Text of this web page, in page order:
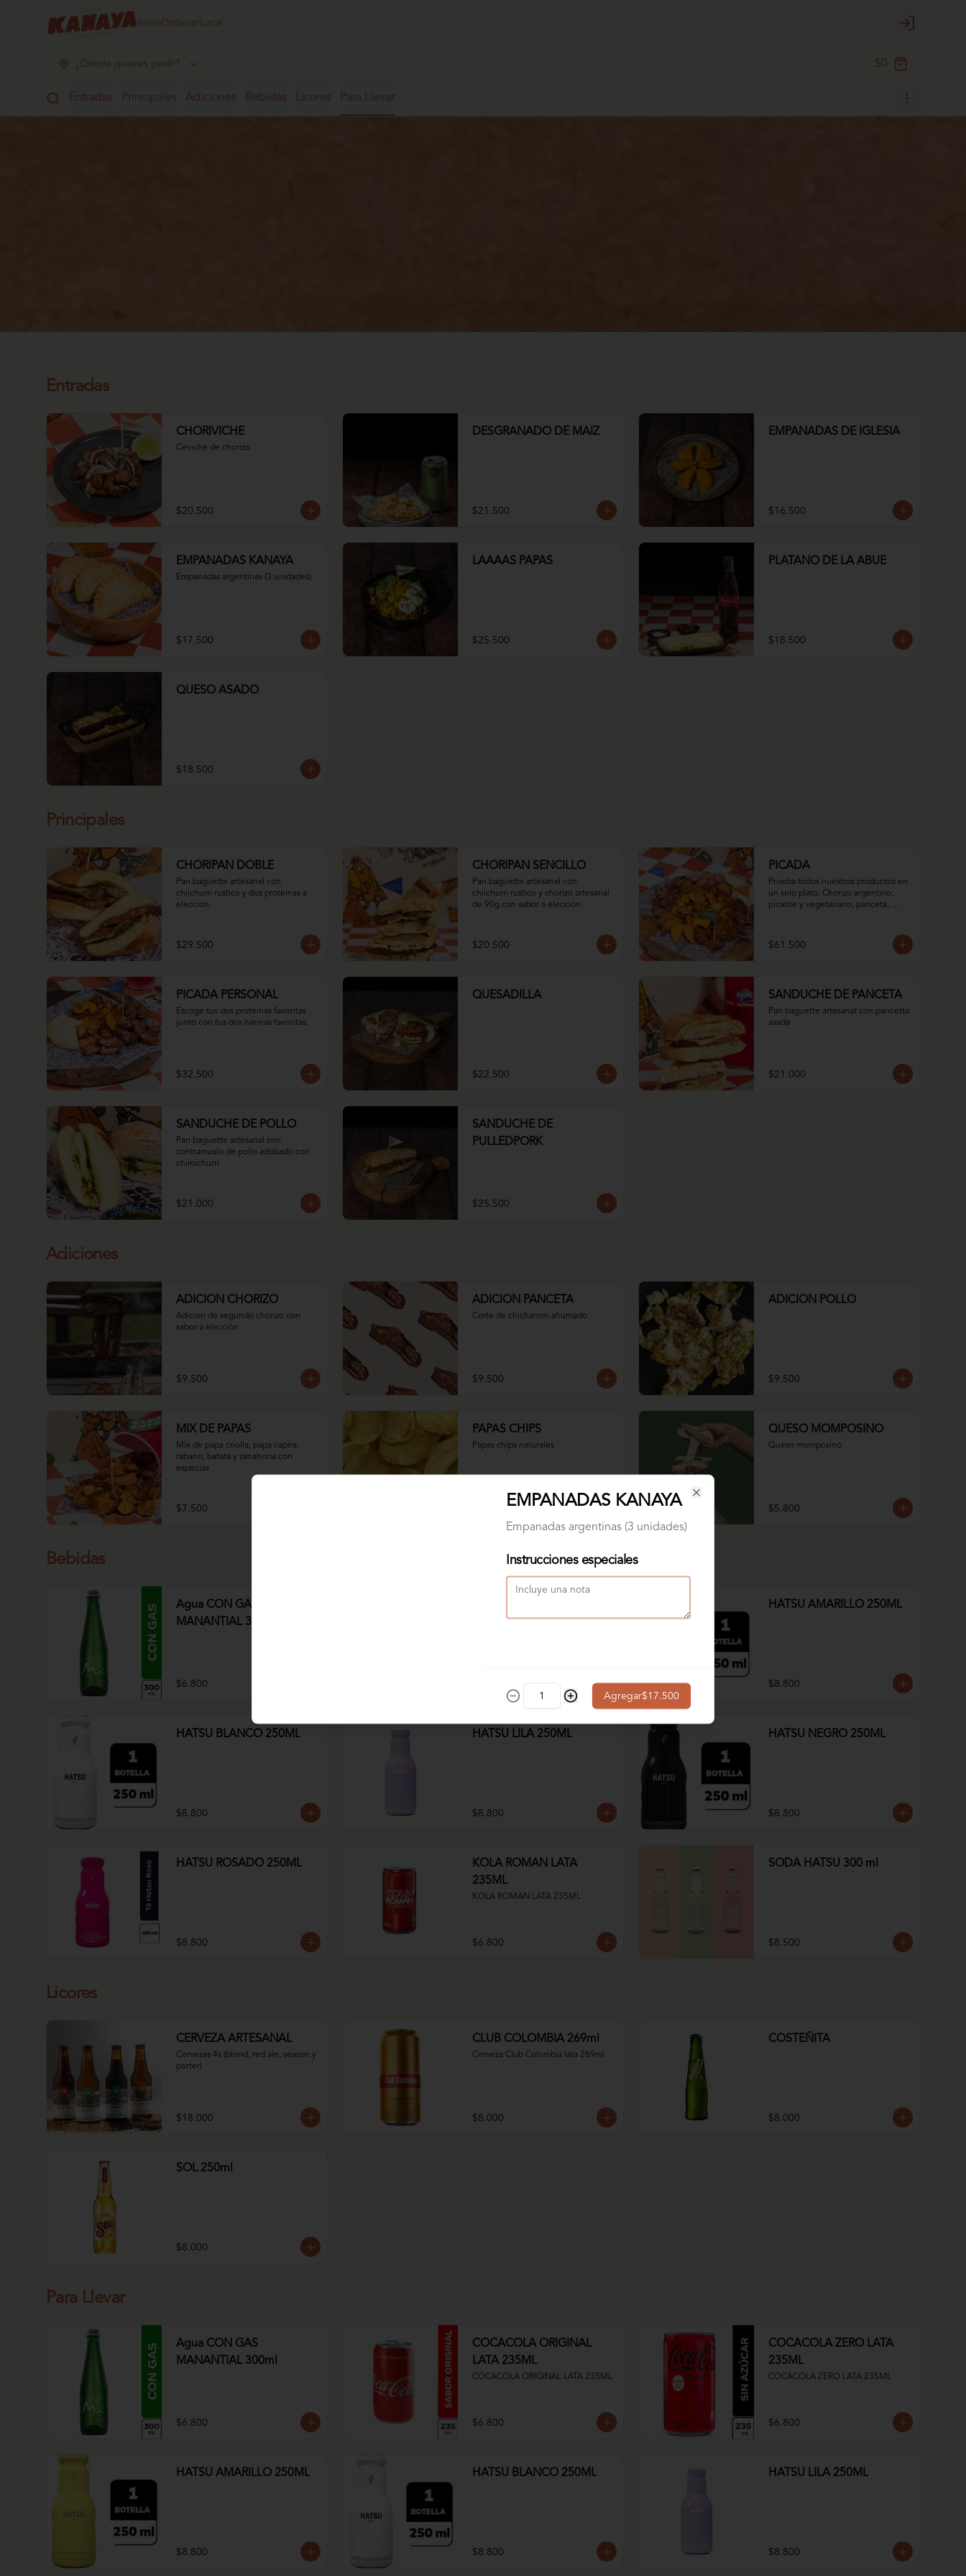
InicioOrdenar Local
Login
¿Dónde quieres pedir? $0
Entradas Principales Adiciones Bebidas Licores Para Llevar
Entradas
CHORIVICHE
Ceviche de chorizo
$20.500
DESGRANADO DE MAIZ
$21.500
EMPANADAS DE IGLESIA
$16.500
EMPANADAS KANAYA
Empanadas argentinas (3 unidades)
$17.500
LAAAAS PAPAS
$25.500
PLATANO DE LA ABUE
$18.500
QUESO ASADO
$18.500
Principales
CHORIPAN DOBLE
Pan baguette artesanal con
chiichurri rustico y dos proteinas a
elección.
$29.500
CHORIPAN SENCILLO
Pan baguette artesanal con
chiichurri rustico y chorizo artesanal
de 90g con sabor a elección.
$20.500
PICADA
Prueba todos nuestros productos en
un solo plato. Chorizo argentino,
picante y vegetariano, panceta,
momposino y nuestro mix de papas.
$61.500
PICADA PERSONAL
Escoge tus dos proteinas favoritas
junto con tus dos harinas favoritas.
$32.500
QUESADILLA
$22.500
SANDUCHE DE PANCETA
Pan baguette artesanal con pancetta
asada
$21.000
SANDUCHE DE POLLO
Pan baguette artesanal con
contramuslo de pollo adobado con
chimichurri
$21.000
SANDUCHE DE
PULLEDPORK
$25.500
Adiciones
ADICION CHORIZO
Adicion de segundo chorizo con
sabor a elección
$9.500
ADICION PANCETA
Corte de chicharron ahumado
$9.500
ADICION POLLO
$9.500
MIX DE PAPAS
Mix de papa criolla, papa capira,
rabano, batata y zanahoria con
especias
$7.500
PAPAS CHIPS
Papas chips naturales
QUESO MOMPOSINO
Queso momposino
$5.800
Bebidas
Agua CON GAS
MANANTIAL 300ml
$6.800
HATSU AMARILLO 250ML
$8.800
HATSU BLANCO 250ML
$8.800
HATSU LILA 250ML
$8.800
HATSU NEGRO 250ML
$8.800
HATSU ROSADO 250ML
$8.800
KOLA ROMAN LATA
235ML
KOLA ROMAN LATA 235ML
$6.800
SODA HATSU 300 ml
$8.500
Licores
CERVEZA ARTESANAL
Cervezas 4s (blond, red ale, season y
porter)
$18.000
CLUB COLOMBIA 269ml
Cerveza Club Colombia lata 269ml
$8.000
COSTEÑITA
$8.000
SOL 250ml
$8.000
Para Llevar
Agua CON GAS
MANANTIAL 300ml
$6.800
COCACOLA ORIGINAL
LATA 235ML
COCACOLA ORIGINAL LATA 235ML
$6.800
COCACOLA ZERO LATA
235ML
COCACOLA ZERO LATA 235ML
$6.800
HATSU AMARILLO 250ML
$8.800
HATSU BLANCO 250ML
$8.800
HATSU LILA 250ML
$8.800
EMPANADAS KANAYA
Empanadas argentinas (3 unidades)
Instrucciones especiales
Agregar$17.500